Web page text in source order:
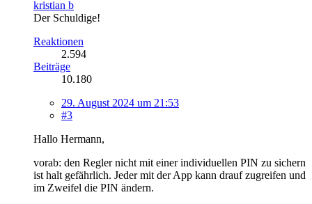
kristian b
Der Schuldige!
Reaktionen
2.594
Beiträge
10.180
29. August 2024 um 21:53
#3
Hallo Hermann,
vorab: den Regler nicht mit einer individuellen PIN zu sichern
ist halt gefährlich. Jeder mit der App kann drauf zugreifen und
im Zweifel die PIN ändern.